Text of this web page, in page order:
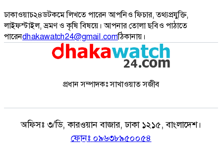
ঢাকাওয়াচ২৪ডটকমে লিখতে পারেন আপনিও ফিচার, তথ্যপ্রযুক্তি,
লাইফস্টাইল, ভ্রমণ ও কৃষি বিষয়ে। আপনার তোলা ছবিও পাঠাতে
পারেনdhakawatch24@gmail.comঠিকানায়।
প্রধান সম্পাদকঃ সাখাওয়াত সজীব
অফিসঃ ৩/ডি, কারওয়ান বাজার, ঢাকা ১২১৫, বাংলাদেশ।
ফোনঃ ০৯৬৩৮৯৫০০৫৪